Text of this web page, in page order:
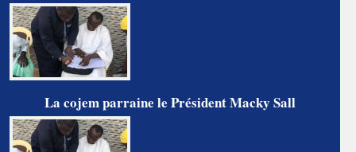
La cojem parraine le Président Macky Sall